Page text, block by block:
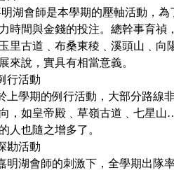
師是本學期的壓軸活動，為
時間與金錢的投注。總幹事育禎
里古道﹑布桑東稜﹑溪頭山﹑向
來說，實具有相當意義。
活動
期的例行活動，大部分路線非
，如皇帝殿﹑草嶺古道﹑七星山
人也隨之增多了。
活動
會師的刺激下，全學期出隊率